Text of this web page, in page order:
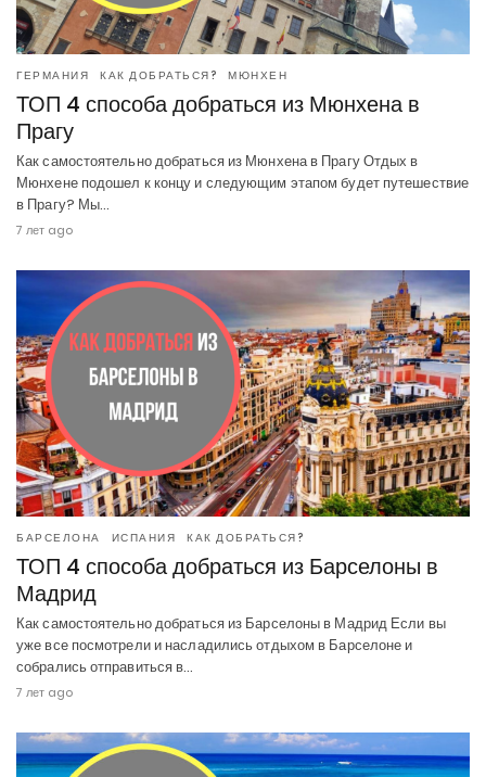
ГЕРМАНИЯ КАК ДОБРАТЬСЯ? МЮНХЕН
ТОП 4 способа добраться из Мюнхена в
Прагу
Как самостоятельно добраться из Мюнхена в Прагу Отдых в
Мюнхене подошел к концу и следующим этапом будет путешествие
в Прагу? Мы…
7 лет ago
БАРСЕЛОНА ИСПАНИЯ КАК ДОБРАТЬСЯ?
ТОП 4 способа добраться из Барселоны в
Мадрид
Как самостоятельно добраться из Барселоны в Мадрид Если вы
уже все посмотрели и насладились отдыхом в Барселоне и
собрались отправиться в…
7 лет ago